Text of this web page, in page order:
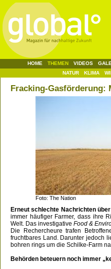
HOME
THEMEN
NATUR
KLIMA
VIDEOS
Fracking-Gasförderung:
Foto: The Nation
Erneut schlechte Nachrichten
immer häufiger Farmer, dass ihre
Welt. Das investigative Food &
Die Rechercheure trafen
fruchtbares Land. Darunter jedoch
bohren rings um die Schilke-Farm
Behörden beteuern noch immer